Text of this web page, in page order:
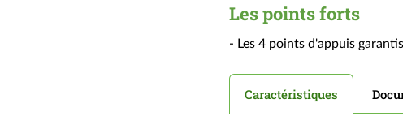
Les points forts
- Les 4 points d'appuis
Caractéristiques